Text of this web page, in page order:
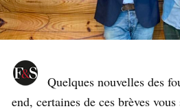
Quelques nouvelles des
end, certaines de ces brèves